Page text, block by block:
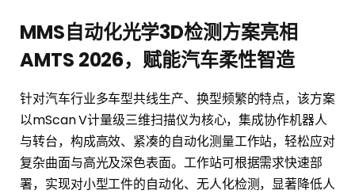
MMS自动化光学3D检测方案亮相
AMTS 2026，赋能汽车柔性智造
针对汽车行业多车型共线生产、换型频繁的特点，该方案
以mScan V计量级三维扫描仪为核心，集成协作机器人
与转台，构成高效、紧凑的自动化测量工作站，轻松应对
复杂曲面与高光及深色表面。工作站可根据需求快速部
署，实现对小型工件的自动化、无人化检测，显著降低人